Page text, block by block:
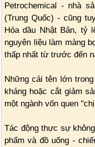
Petrochemical - nhà
(Trung Quốc) - cũng
Hóa dầu Nhật Bản, tỷ
nguyên liệu làm màng
thấp nhất từ trước đến
Những cái tên lớn
kháng hoặc cắt giảm
một ngành vốn quen
Tác động thực sự
phẩm và đồ uống -